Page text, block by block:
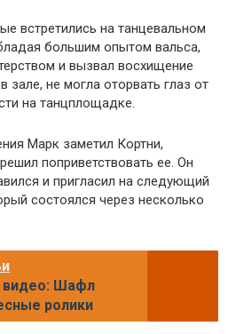
встретились на танцевальном
большим опытом вальса,
и вызвал восхищение
зале, не могла оторвать глаз от
на танцплощадке.
Марк заметил Кортни,
поприветствовать ее. Он
и пригласил на следующий
состоялся через несколько
видео: Шафл
ролики